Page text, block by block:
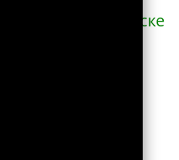
в Першотравенске
в Пирятине
в Подгородном
в Подольске
в Покрове